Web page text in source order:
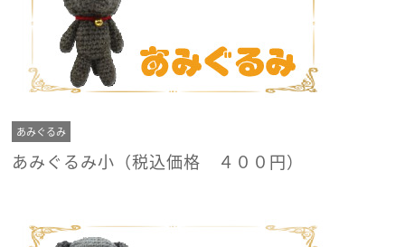
あみぐるみ
あみぐるみ小（税込価格 ４００円）